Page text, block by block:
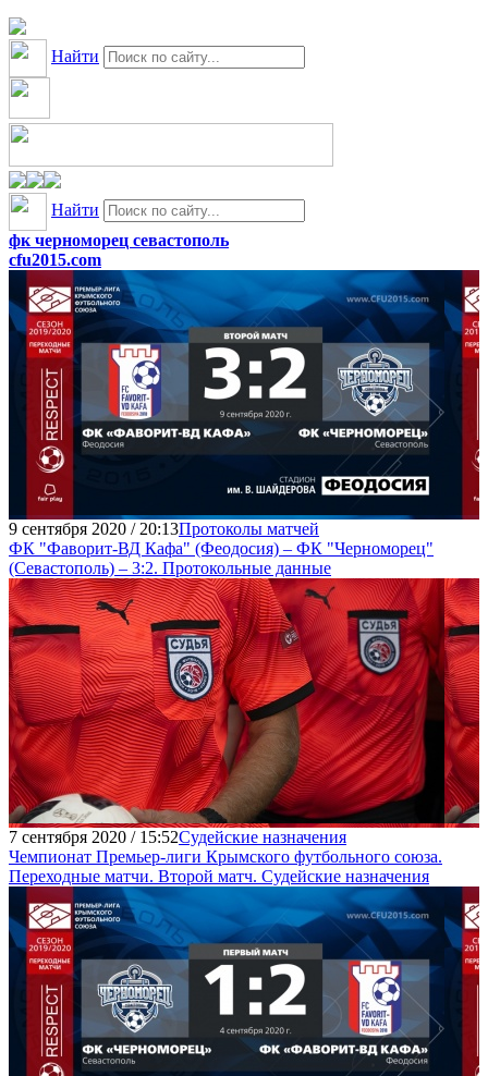
Найти
Найти
фк черноморец севастополь
cfu2015.com
9 сентября 2020 / 20:13Протоколы матчей
ФК "Фаворит-ВД Кафа" (Феодосия) – ФК "Черноморец"
(Севастополь) – 3:2. Протокольные данные
7 сентября 2020 / 15:52Судейские назначения
Чемпионат Премьер-лиги Крымского футбольного союза.
Переходные матчи. Второй матч. Судейские назначения